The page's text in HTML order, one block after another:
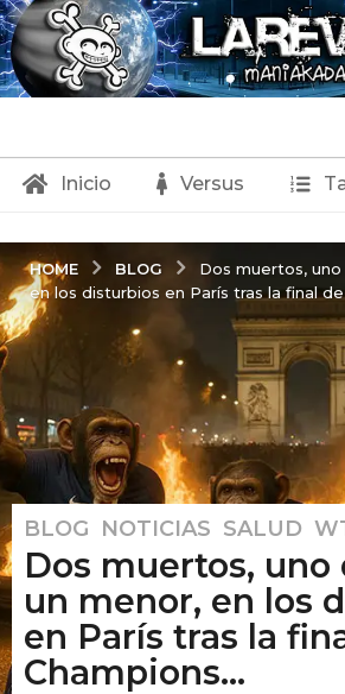
Inicio Versus
HOME BLOG
Dos muertos,
en los disturbios en París tras la final de
1
a
o
a
g
BLOG ,NOTICIAS ,SALUD ,
Dos muertos, uno
un menor, en los
en París tras la
Champions...